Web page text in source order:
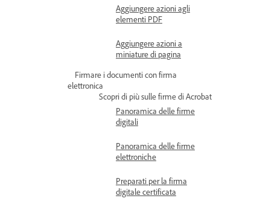
Aggiungere azioni agli
elementi PDF
Aggiungere azioni a
miniature di pagina
Firmare i documenti con firma
elettronica
Scopri di più sulle firme di Acrobat
Panoramica delle firme
digitali
Panoramica delle firme
elettroniche
Preparati per la firma
digitale certificata